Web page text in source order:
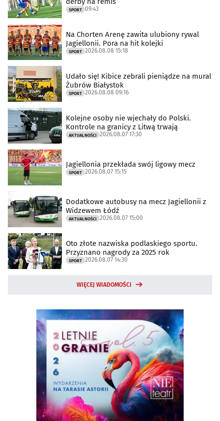
SPORT 09:43
Na Chorten Arenę zawita ulubiony rywal
Jagiellonii. Pora na hit kolejki
SPORT 2026.08.08 15:18
Udało się! Kibice zebrali pieniądze na mural
Żubrów Białystok
SPORT 2026.08.08 09:16
Kolejne osoby nie wjechały do Polski.
Kontrole na granicy z Litwą trwają
AKTUALNOŚCI 2026.08.07 17:30
Jagiellonia przekłada swój ligowy mecz
SPORT 2026.08.07 15:15
Dodatkowe autobusy na mecz Jagiellonii z
Widzewem Łódź
AKTUALNOŚCI 2026.08.07 15:00
Oto złote nazwiska podlaskiego sportu.
Przyznano nagrody za 2025 rok
SPORT 2026.08.07 14:30
WIĘCEJ WIADOMOŚCI